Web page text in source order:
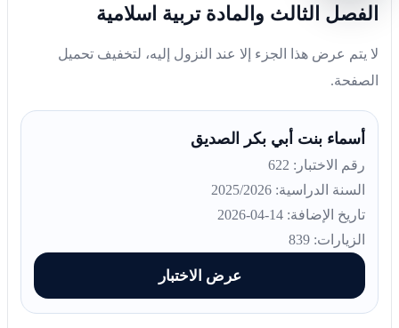
الفصل الثالث والمادة تربية اسلامية
لا يتم عرض هذا الجزء إلا عند النزول إليه، لتخفيف تحميل
الصفحة.
أسماء بنت أبي بكر الصديق
رقم الاختبار: 622
السنة الدراسية: 2025/2026
تاريخ الإضافة: 14-04-2026
الزيارات: 839
عرض الاختبار